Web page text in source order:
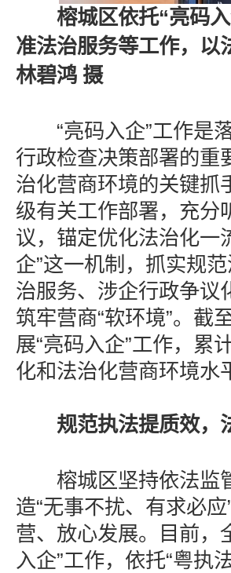
榕城区依托“亮码入
准法治服务等工作，以
林碧鸿 摄
“亮码入企”工作是落
行政检查决策部署的重
治化营商环境的关键抓
级有关工作部署，充分
议，锚定优化法治化一
企”这一机制，抓实规
治服务、涉企行政争议
筑牢营商“软环境”。截
展“亮码入企”工作，累
化和法治化营商环境水
规范执法提质效，
榕城区坚持依法监
造“无事不扰、有求必
营、放心发展。目前，
入企”工作，依托“粤执